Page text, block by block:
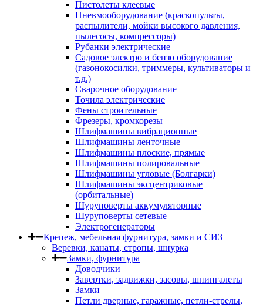
Пистолеты клеевые
Пневмооборудование (краскопульты,
распылители, мойки высокого давления,
пылесосы, компрессоры)
Рубанки электрические
Садовое электро и бензо оборудование
(газонокосилки, триммеры, культиваторы и
т.д.)
Сварочное оборудование
Точила электрические
Фены строительные
Фрезеры, кромкорезы
Шлифмашины вибрационные
Шлифмашины ленточные
Шлифмашины плоские, прямые
Шлифмашины полировальные
Шлифмашины угловые (Болгарки)
Шлифмашины эксцентриковые
(орбитальные)
Шуруповерты аккумуляторные
Шуруповерты сетевые
Электрогенераторы
Крепеж, мебельная фурнитура, замки и СИЗ
Веревки, канаты, стропы, шнурка
Замки, фурнитура
Доводчики
Завертки, задвижки, засовы, шпингалеты
Замки
Петли дверные, гаражные, петли-стрелы,